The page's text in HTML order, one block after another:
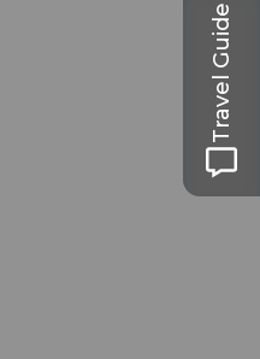
Travel Guide